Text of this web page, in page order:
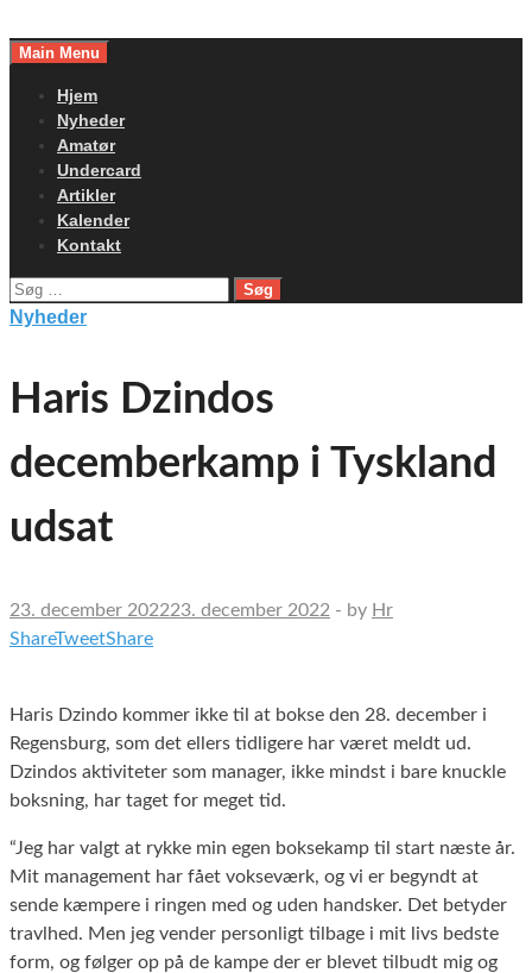
toMain Menu
Hjem
Nyheder
Amatør
Undercard
Artikler
Kalender
Kontakt
Søg
efter:
Nyheder
Haris Dzindos
decemberkamp i Tyskland
udsat
23. december 202223. december 2022 - by Hr
ShareTweetShare
Haris Dzindo kommer ikke til at bokse den 28. december i
Regensburg, som det ellers tidligere har været meldt ud.
Dzindos aktiviteter som manager, ikke mindst i bare knuckle
boksning, har taget for meget tid.
“Jeg har valgt at rykke min egen boksekamp til start næste år.
Mit management har fået vokseværk, og vi er begyndt at
sende kæmpere i ringen med og uden handsker. Det betyder
travlhed. Men jeg vender personligt tilbage i mit livs bedste
form, og følger op på de kampe der er blevet tilbudt mig og